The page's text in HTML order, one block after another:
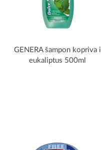
GENERA šampon kopriva i
eukaliptus 500ml